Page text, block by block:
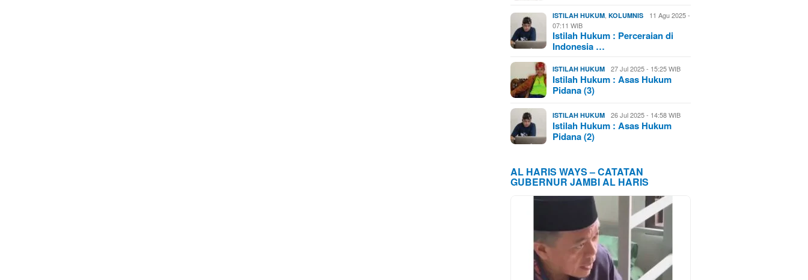
ISTILAH HUKUM ,KOLUMNIS
11 Agu 2025 -
07:11 WIB
Istilah Hukum : Perceraian di
Indonesia …
ISTILAH HUKUM 27 Jul 2025 - 15:25 WIB
Istilah Hukum : Asas Hukum
Pidana (3)
ISTILAH HUKUM 26 Jul 2025 - 14:58 WIB
Istilah Hukum : Asas Hukum
Pidana (2)
AL HARIS WAYS – CATATAN
GUBERNUR JAMBI AL HARIS